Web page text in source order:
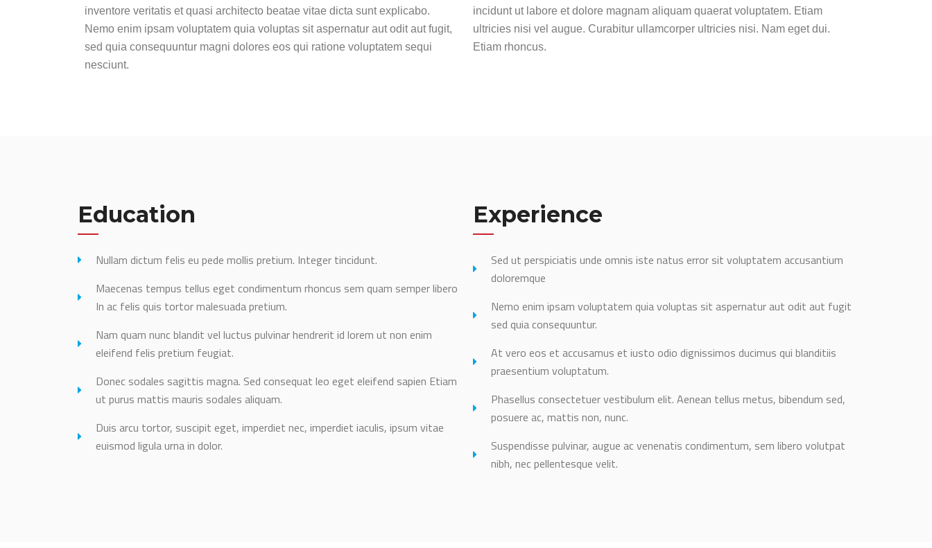
inventore veritatis et quasi architecto beatae vitae dicta sunt explicabo.
Nemo enim ipsam voluptatem quia voluptas sit aspernatur aut odit aut fugit,
sed quia consequuntur magni dolores eos qui ratione voluptatem sequi
nesciunt.
incidunt ut labore et dolore magnam aliquam quaerat voluptatem. Etiam
ultricies nisi vel augue. Curabitur ullamcorper ultricies nisi. Nam eget dui.
Etiam rhoncus.
Education
Nullam dictum felis eu pede mollis pretium. Integer tincidunt.
Maecenas tempus tellus eget condimentum rhoncus sem quam semper libero
In ac felis quis tortor malesuada pretium.
Nam quam nunc blandit vel luctus pulvinar hendrerit id lorem ut non enim
eleifend felis pretium feugiat.
Donec sodales sagittis magna. Sed consequat leo eget eleifend sapien Etiam
ut purus mattis mauris sodales aliquam.
Duis arcu tortor, suscipit eget, imperdiet nec, imperdiet iaculis, ipsum vitae
euismod ligula urna in dolor.
Experience
Sed ut perspiciatis unde omnis iste natus error sit voluptatem accusantium
doloremque
Nemo enim ipsam voluptatem quia voluptas sit aspernatur aut odit aut fugit
sed quia consequuntur.
At vero eos et accusamus et iusto odio dignissimos ducimus qui blanditiis
praesentium voluptatum.
Phasellus consectetuer vestibulum elit. Aenean tellus metus, bibendum sed,
posuere ac, mattis non, nunc.
Suspendisse pulvinar, augue ac venenatis condimentum, sem libero volutpat
nibh, nec pellentesque velit.